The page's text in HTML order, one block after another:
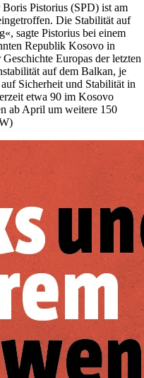
Pistorius (SPD) ist am
Die Stabilität auf
sagte Pistorius bei einem
Republik Kosovo in
Europas der letzten
auf dem Balkan, je
Sicherheit und Stabilität in
etwa 90 im Kosovo
ab April um weitere 150